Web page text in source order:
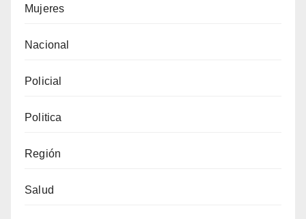
Mujeres
Nacional
Policial
Politica
Región
Salud